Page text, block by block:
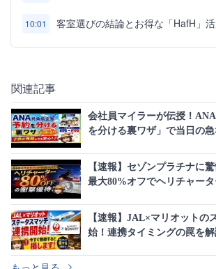
10:01 客室選びの結論とお得な「HafH」
関連記事
会社員マイラーが伝授！
を分ける裏ワザ」で当日の
【速報】セゾンプラチナに
最大80%オフでヘリチャー
【速報】JAL×マリオットの
始！連携タイミングの罠を